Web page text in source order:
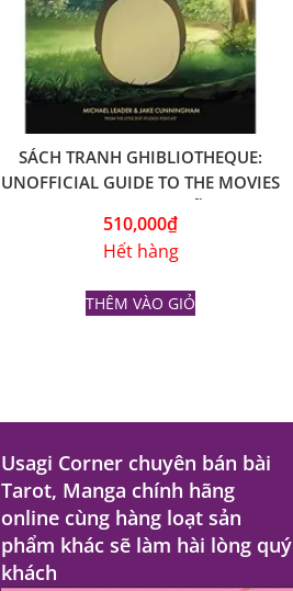
SÁCH TRANH GHIBLIOTHEQUE:
UNOFFICIAL GUIDE TO THE MOVIES
OF STUDIO GHIBLI – TIẾNG ANH
510,000₫
Hết hàng
THÊM VÀO GIỎ
Usagi Corner chuyên bán bài
Tarot, Manga chính hãng
online cùng hàng loạt sản
phẩm khác sẽ làm hài lòng quý
khách